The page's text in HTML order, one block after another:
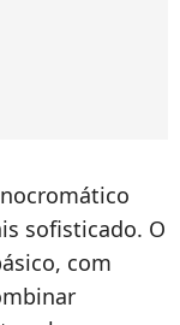
sofisticado. O
com